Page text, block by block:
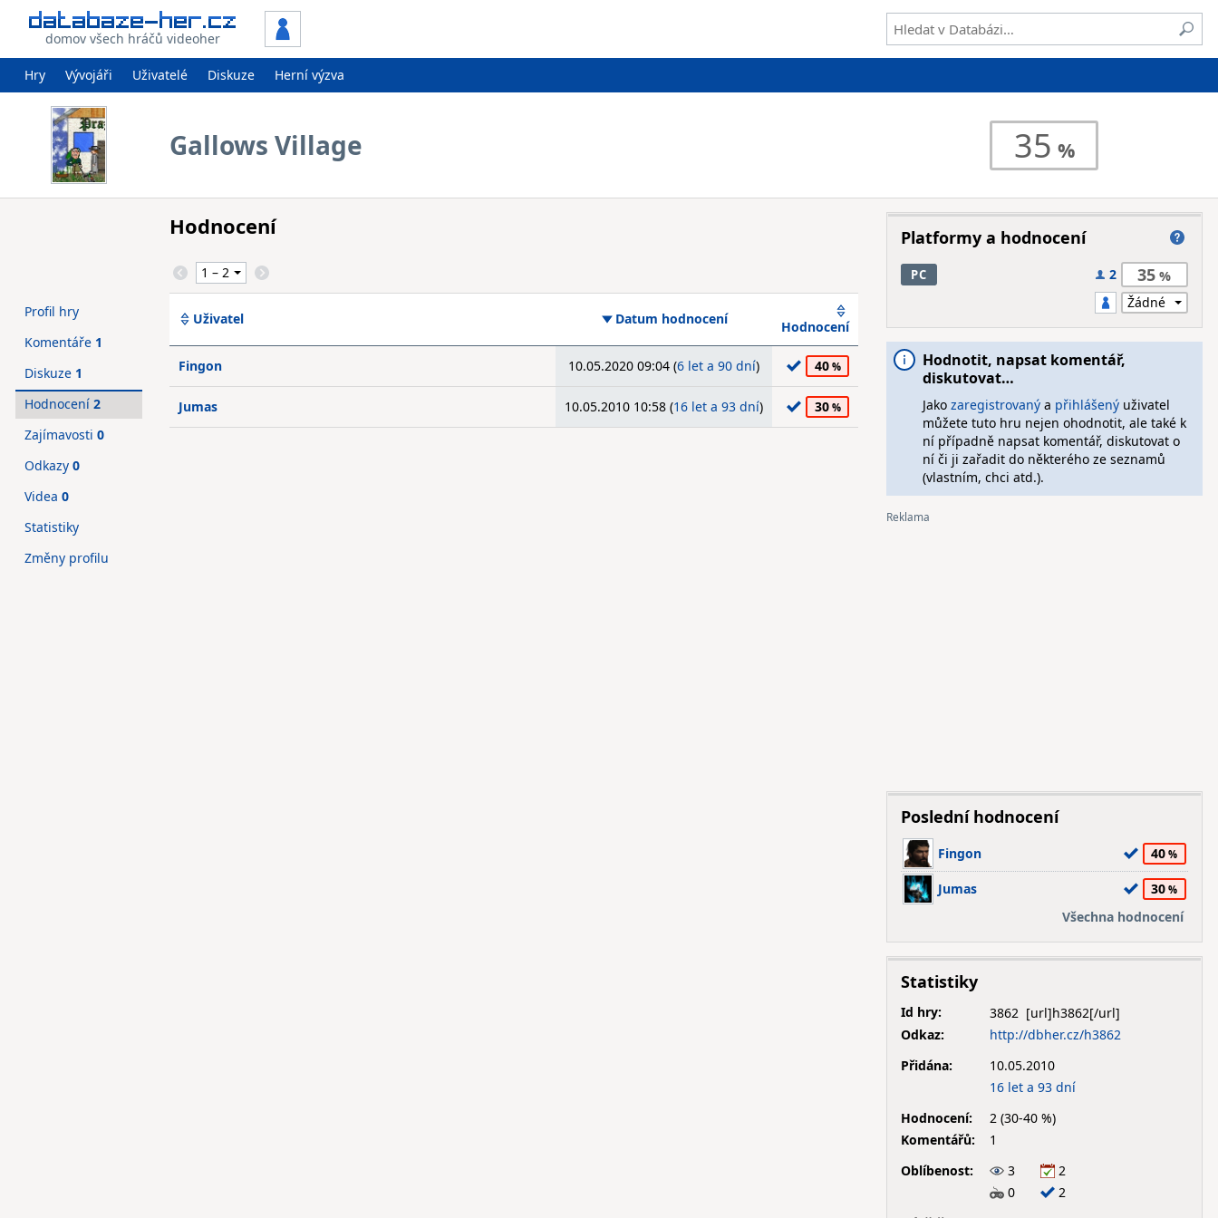
domov všech hráčů videoher
Hry Vývojáři Uživatelé Diskuze Herní výzva
Gallows Village 35
Hodnocení
Uživatel Datum hodnocení Hodnocení
Fingon 10.05.2020 09:04 (6 let a 90 dní) 40
Jumas 10.05.2010 10:58 (16 let a 93 dní) 30
Profil hry
Komentáře 1
Diskuze 1
Hodnocení 2
Zajímavosti 0
Odkazy 0
Videa 0
Statistiky
Změny profilu
Platformy a hodnocení
PC 2 35
Hodnotit, napsat komentář,
diskutovat…
Jako zaregistrovanýa přihlášenýuživatel
můžete tuto hru nejen ohodnotit, ale také k
ní případně napsat komentář, diskutovat o
ní či ji zařadit do některého ze seznamů
(vlastním, chci atd.).
Poslední hodnocení
Fingon 40
Jumas
30
Všechna hodnocení
Statistiky
Id hry:
3862
Odkaz:
http://dbher.cz/h3862
Přidána:
10.05.2010
16 let a 93 dní
Hodnocení:
2 (30-40 %)
Komentářů:
1
Oblíbenost:
3
2
0
2